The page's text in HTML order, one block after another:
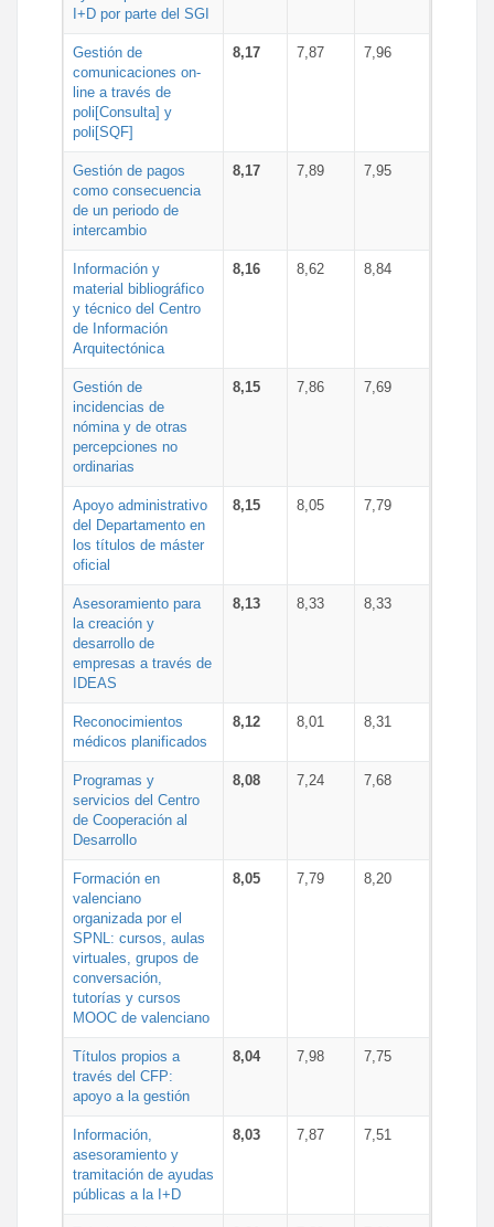
I+D por parte del SGI
Gestión de
comunicaciones on-
line a través de
poli[Consulta] y
poli[SQF]
8,17 7,87 7,96
Gestión de pagos
como consecuencia
de un periodo de
intercambio
8,17 7,89 7,95
Información y
material bibliográfico
y técnico del Centro
de Información
Arquitectónica
8,16 8,62 8,84
Gestión de
incidencias de
nómina y de otras
percepciones no
ordinarias
8,15 7,86 7,69
Apoyo administrativo
del Departamento en
los títulos de máster
oficial
8,15 8,05 7,79
Asesoramiento para
la creación y
desarrollo de
empresas a través de
IDEAS
8,13 8,33 8,33
Reconocimientos
médicos planificados
8,12 8,01 8,31
Programas y
servicios del Centro
de Cooperación al
Desarrollo
8,08 7,24 7,68
Formación en
valenciano
organizada por el
SPNL: cursos, aulas
virtuales, grupos de
conversación,
tutorías y cursos
MOOC de valenciano
8,05 7,79 8,20
Títulos propios a
través del CFP:
apoyo a la gestión
8,04 7,98 7,75
Información,
asesoramiento y
tramitación de ayudas
públicas a la I+D
8,03 7,87 7,51